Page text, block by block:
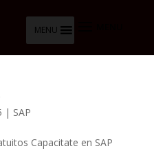
MENU
| SAP
Capacitate en SAP